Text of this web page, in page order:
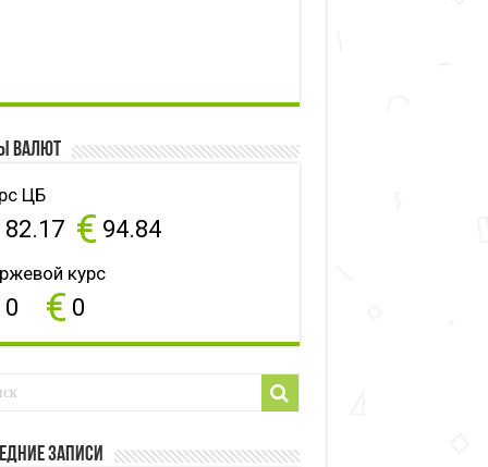
валют
ЦБ
82.17 € 94.84
курс
0 € 0
записи